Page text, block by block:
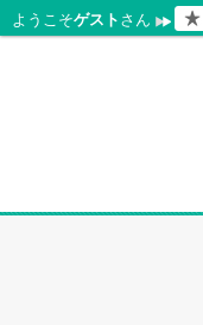
ようこそゲスト さん